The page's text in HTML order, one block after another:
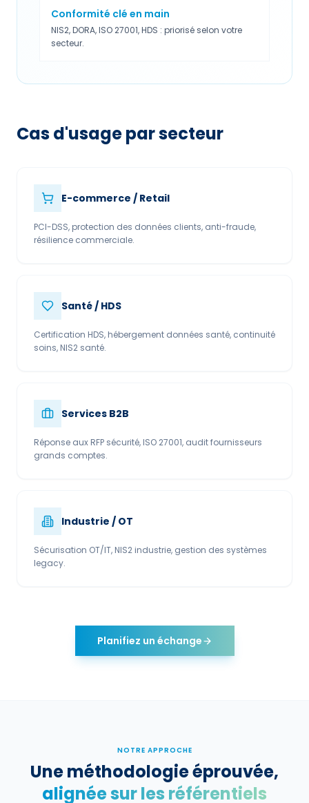
Conformité clé en main
NIS2, DORA, ISO 27001, HDS : priorisé selon votre
secteur.
Cas d'usage par secteur
E-commerce / Retail
PCI-DSS, protection des données clients, anti-fraude,
résilience commerciale.
Santé / HDS
Certification HDS, hébergement données santé, continuité
soins, NIS2 santé.
Services B2B
Réponse aux RFP sécurité, ISO 27001, audit fournisseurs
grands comptes.
Industrie / OT
Sécurisation OT/IT, NIS2 industrie, gestion des systèmes
legacy.
Planifiez un échange
NOTRE APPROCHE
Une méthodologie éprouvée,
alignée sur les référentiels